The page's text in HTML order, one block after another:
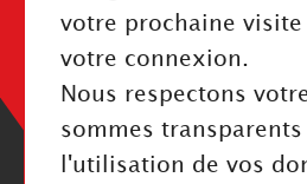
Mentions légales
Politique de
Index Égalité
Cookies
votre prochaine
votre connexion.
Nous respectons
sommes transparents
l'utilisation de vos